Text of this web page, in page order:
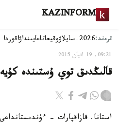
KAZINFORM
ترەند:2026-سايلاۋ وقيعاتاعايىنداۋاقوردا
09:21, 19 اقپان 2015
قالىڭدىق توي ۇستىندە
استانا. قازاقپارات -